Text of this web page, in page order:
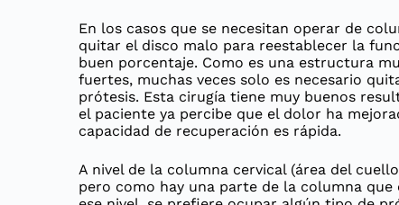
En los casos que se necesitan operar de
quitar el disco malo para reestablecer la
buen porcentaje. Como es una estructura
fuertes, muchas veces solo es necesario
prótesis. Esta cirugía tiene muy buenos
el paciente ya percibe que el dolor ha
capacidad de recuperación es rápida.
A nivel de la columna cervical (área del
pero como hay una parte de la columna